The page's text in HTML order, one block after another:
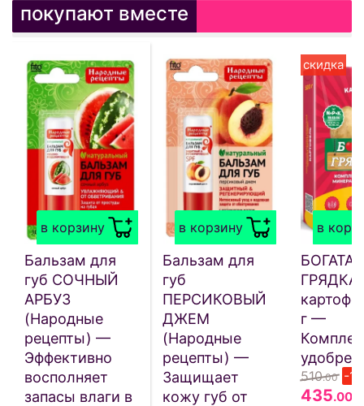
покупают вместе
в корзину
Бальзам для
губ СОЧНЫЙ
АРБУЗ
(Народные
рецепты) —
Эффективно
восполняет
запасы влаги в
в корзину
Бальзам для
губ
ПЕРСИКОВЫЙ
ДЖЕМ
(Народные
рецепты) —
Защищает
кожу губ от
в
скидка
БОГАТАЯ
ГРЯДКА
г —
510.00 -
435.00